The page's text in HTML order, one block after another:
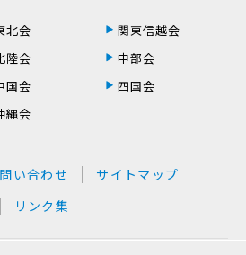
北会
関東信越会
陸会
中部会
国会
四国会
縄会
い合わせ
サイトマップ
リンク集